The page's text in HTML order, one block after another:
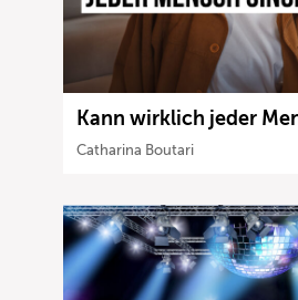
Kann wirklich jeder
Catharina Boutari